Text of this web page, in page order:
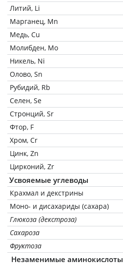
Литий, Li
Марганец, Mn
Медь, Cu
Молибден, Mo
Никель, Ni
Олово, Sn
Рубидий, Rb
Селен, Se
Стронций, Sr
Фтор, F
Хром, Cr
Цинк, Zn
Цирконий, Zr
Усвояемые углеводы
Крахмал и декстрины
Моно- и дисахариды (сахара)
Глюкоза (декстроза)
Сахароза
Фруктоза
Незаменимые аминокислоты